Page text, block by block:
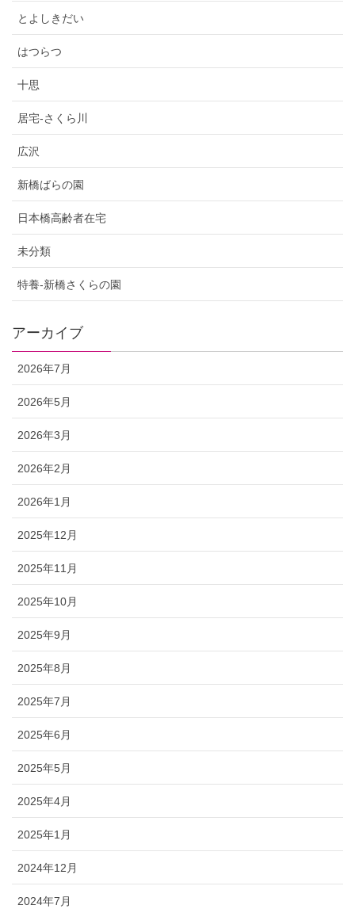
とよしきだい
はつらつ
十思
居宅-さくら川
広沢
新橋ばらの園
日本橋高齢者在宅
未分類
特養-新橋さくらの園
アーカイブ
2026年7月
2026年5月
2026年3月
2026年2月
2026年1月
2025年12月
2025年11月
2025年10月
2025年9月
2025年8月
2025年7月
2025年6月
2025年5月
2025年4月
2025年1月
2024年12月
2024年7月